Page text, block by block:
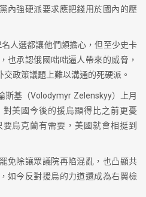
內強硬派要求應把錢用於國內的壓
人選都讓他們頗擔心，但至少史卡
也承認俄國咄咄逼人帶來的威脅，
政策議題上難以溝通的死硬派。
斯基（Volodymyr Zelenskyy）上月
美國今後的援烏顯得比之前更憂
烏克蘭有需要，美國就會相挺到
免除讓眾議院再陷混亂，也凸顯共
如今反對援烏的力道還成為右翼檢